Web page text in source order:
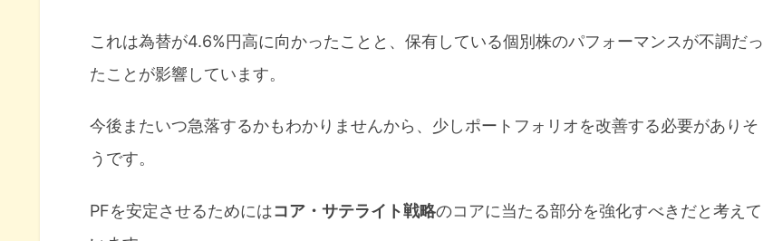
これは為替が4.6%円高に向かったことと、保有している個別株のパフォーマンスが不調だっ
たことが影響しています。
今後またいつ急落するかもわかりませんから、少しポートフォリオを改善する必要がありそ
うです。
PFを安定させるためにはコア・サテライト戦略のコアに当たる部分を強化すべきだと考えて